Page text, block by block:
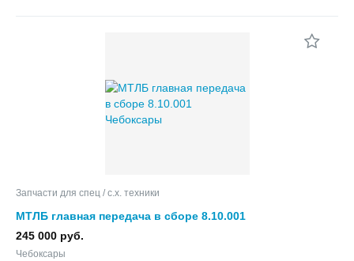
Запчасти для спец / с.х. техники
МТЛБ главная передача в сборе 8.10.001
245 000 руб.
Чебоксары